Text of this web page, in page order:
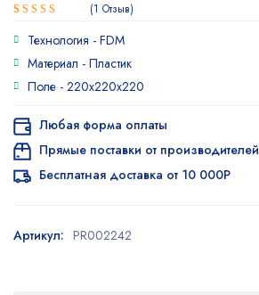
4.00из
5 на
основе
опроса
1 Отзыв
Технология - FDM
Материал - Пластик
Поле - 220x220x220
Любая форма оплаты
Прямые поставки от производителей
Бесплатная доставка от 10 000Р
Артикул: PR002242